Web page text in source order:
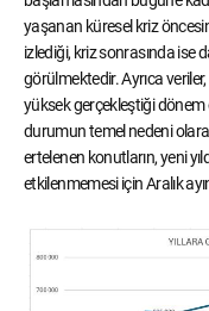
yaşanan küresel kriz
izlediği, kriz sonrasında ise
görülmektedir. Ayrıca veriler,
yüksek gerçekleştiği dönem
durumun temel nedeni
ertelenen konutların, yeni
etkilenmemesi için Aralık